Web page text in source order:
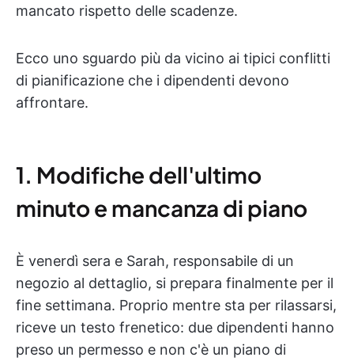
mancato rispetto delle scadenze.
Ecco uno sguardo più da vicino ai tipici conflitti
di pianificazione che i dipendenti devono
affrontare.
1. Modifiche dell'ultimo
minuto e mancanza di piano
È venerdì sera e Sarah, responsabile di un
negozio al dettaglio, si prepara finalmente per il
fine settimana. Proprio mentre sta per rilassarsi,
riceve un testo frenetico: due dipendenti hanno
preso un permesso e non c'è un piano di